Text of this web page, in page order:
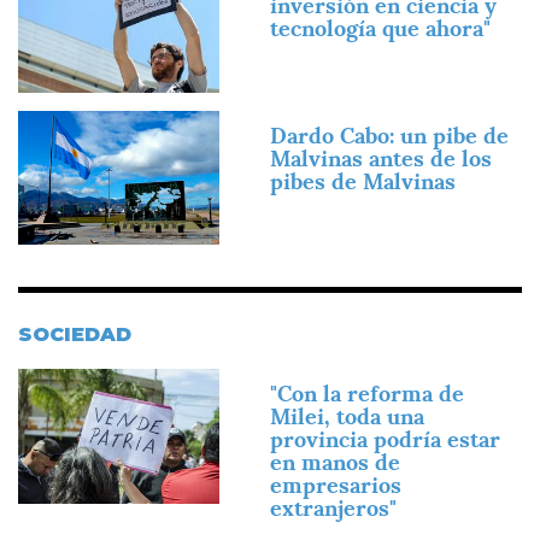
inversión en ciencia y
tecnología que ahora"
Imagen
Dardo Cabo: un pibe de
Malvinas antes de los
pibes de Malvinas
SOCIEDAD
Imagen
"Con la reforma de
Milei, toda una
provincia podría estar
en manos de
empresarios
extranjeros"